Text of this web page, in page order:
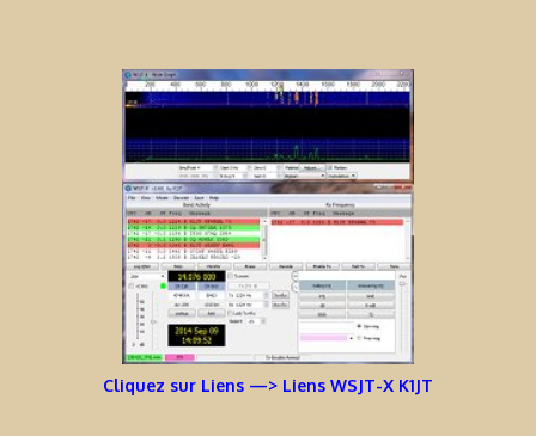
Cliquez sur Liens —> Liens WSJT-X K1JT